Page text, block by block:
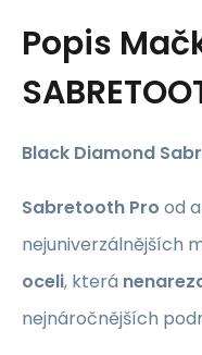
Popis
Black Diamond
Sabretooth Pro od
nejuniverzálnějších
oceli, která
nejnáročnějších